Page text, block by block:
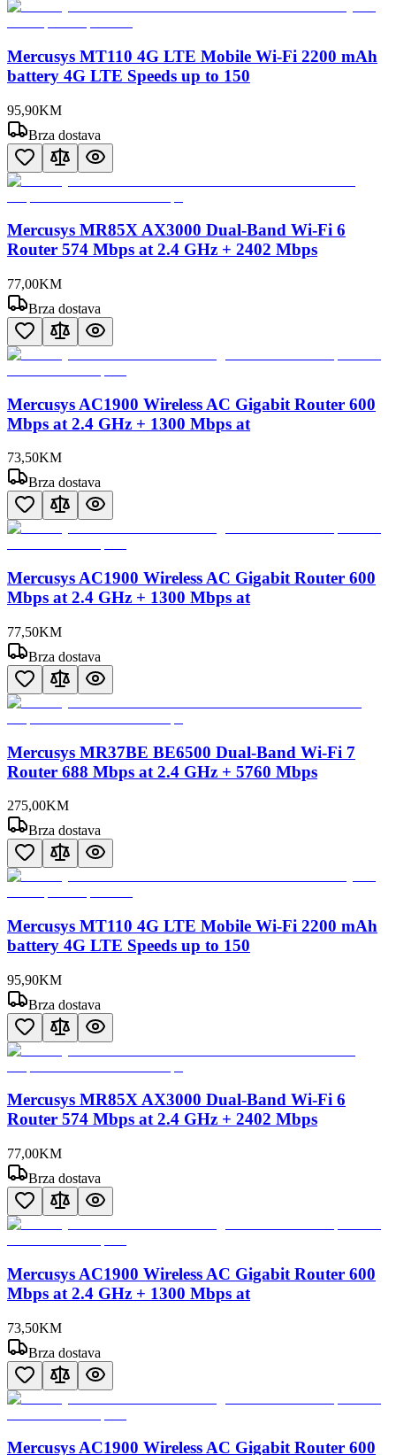
Mercusys MT110 4G LTE Mobile Wi-Fi 2200 mAh
battery 4G LTE Speeds up to 150
95,90KM
Brza dostava
Mercusys MR85X AX3000 Dual-Band Wi-Fi 6
Router 574 Mbps at 2.4 GHz + 2402 Mbps
77,00KM
Brza dostava
Mercusys AC1900 Wireless AC Gigabit Router 600
Mbps at 2.4 GHz + 1300 Mbps at
73,50KM
Brza dostava
Mercusys AC1900 Wireless AC Gigabit Router 600
Mbps at 2.4 GHz + 1300 Mbps at
77,50KM
Brza dostava
Mercusys MR37BE BE6500 Dual-Band Wi-Fi 7
Router 688 Mbps at 2.4 GHz + 5760 Mbps
275,00KM
Brza dostava
Mercusys MT110 4G LTE Mobile Wi-Fi 2200 mAh
battery 4G LTE Speeds up to 150
95,90KM
Brza dostava
Mercusys MR85X AX3000 Dual-Band Wi-Fi 6
Router 574 Mbps at 2.4 GHz + 2402 Mbps
77,00KM
Brza dostava
Mercusys AC1900 Wireless AC Gigabit Router 600
Mbps at 2.4 GHz + 1300 Mbps at
73,50KM
Brza dostava
Mercusys AC1900 Wireless AC Gigabit Router 600